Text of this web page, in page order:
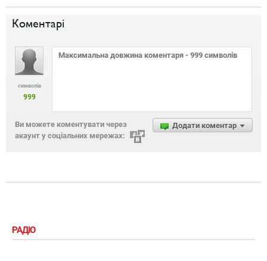
Коментарі
символів
999
Додати коментар
Ви можете коментувати через
акаунт у соціальних мережах:
РАДІО